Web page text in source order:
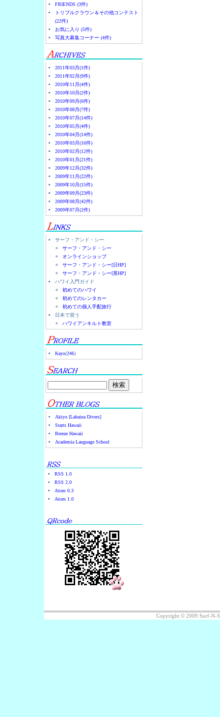
FRIENDS (3件)
トリプルクラウン＆その他コンテスト
(22件)
お気に入り (5件)
写真大募集コーナー (4件)
2011年03月(1件)
2011年02月(9件)
2010年11月(4件)
2010年10月(2件)
2010年09月(6件)
2010年08月(7件)
2010年07月(14件)
2010年05月(4件)
2010年04月(14件)
2010年03月(16件)
2010年02月(12件)
2010年01月(21件)
2009年12月(32件)
2009年11月(22件)
2009年10月(15件)
2009年09月(23件)
2009年08月(42件)
2009年07月(2件)
サーフ・アンド・シー
サーフ・アンド・シー
オンラインショップ
サーフ・アンド・シー[日HP]
サーフ・アンド・シー[英HP]
ハワイ入門ガイド
初めてのハワイ
初めてのレンタカー
初めての個人手配旅行
日本で習う
ハワイアンキルト教室
Kayo(246)
Akiyo [Lahaina Divers]
Starts Hawaii
Breeze Hawaii
Academia Language School
RSS 1.0
RSS 2.0
Atom 0.3
Atom 1.0
Copyright © 2009 Surf-N-